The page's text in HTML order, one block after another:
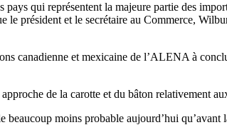
qui représentent la majeure partie des
président et le secrétaire au Commerce,
canadienne et mexicaine de l’ALENA à
de la carotte et du bâton relativement
moins probable aujourd’hui qu’avant